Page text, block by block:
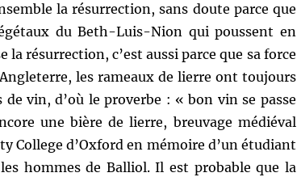
la résurrection, sans doute parce que
du Beth-Luis-Nion qui poussent en
la résurrection, c’est aussi parce que sa force
les rameaux de lierre ont toujours
de vin, d’où le proverbe : « bon vin se passe
une bière de lierre, breuvage médiéval
College d’Oxford en mémoire d’un étudiant
hommes de Balliol. Il est probable que la